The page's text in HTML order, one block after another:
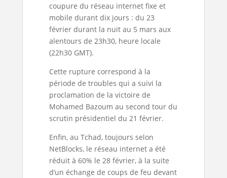
coupure du réseau internet fixe et
mobile durant dix jours : du 23
février durant la nuit au 5 mars aux
alentours de 23h30, heure locale
(22h30 GMT).
Cette rupture correspond à la
période de troubles qui a suivi la
proclamation de la victoire de
Mohamed Bazoum au second tour du
scrutin présidentiel du 21 février.
Enfin, au Tchad, toujours selon
NetBlocks, le réseau internet a été
réduit à 60% le 28 février, à la suite
d’un échange de coups de feu devant